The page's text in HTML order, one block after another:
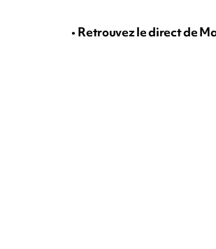
•Retrouvez le direct de